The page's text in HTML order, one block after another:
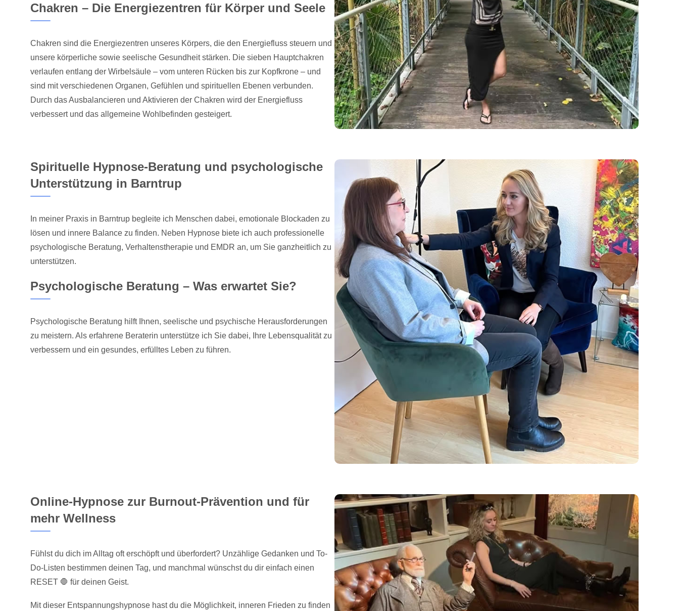
Chakren – Die Energiezentren für Körper und Seele
Chakren sind die Energiezentren unseres Körpers, die den Energiefluss steuern und
unsere körperliche sowie seelische Gesundheit stärken. Die sieben Hauptchakren
verlaufen entlang der Wirbelsäule – vom unteren Rücken bis zur Kopfkrone – und
sind mit verschiedenen Organen, Gefühlen und spirituellen Ebenen verbunden.
Durch das Ausbalancieren und Aktivieren der Chakren wird der Energiefluss
verbessert und das allgemeine Wohlbefinden gesteigert.
Spirituelle Hypnose-Beratung und psychologische
Unterstützung in Barntrup
In meiner Praxis in Barntrup begleite ich Menschen dabei, emotionale Blockaden zu
lösen und innere Balance zu finden. Neben Hypnose biete ich auch professionelle
psychologische Beratung, Verhaltenstherapie und EMDR an, um Sie ganzheitlich zu
unterstützen.
Psychologische Beratung – Was erwartet Sie?
Psychologische Beratung hilft Ihnen, seelische und psychische Herausforderungen
zu meistern. Als erfahrene Beraterin unterstütze ich Sie dabei, Ihre Lebensqualität zu
verbessern und ein gesundes, erfülltes Leben zu führen.
Online-Hypnose zur Burnout-Prävention und für
mehr Wellness
Fühlst du dich im Alltag oft erschöpft und überfordert? Unzählige Gedanken und To-
Do-Listen bestimmen deinen Tag, und manchmal wünschst du dir einfach einen
RESET 🛑 für deinen Geist.
Mit dieser Entspannungshypnose hast du die Möglichkeit, inneren Frieden zu finden